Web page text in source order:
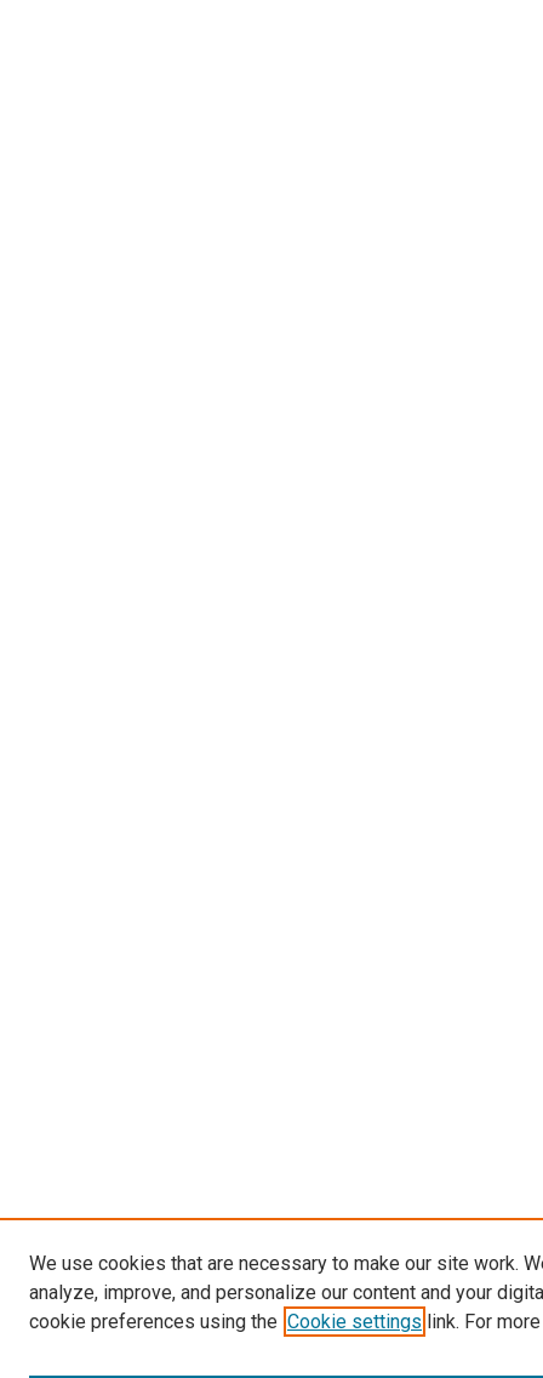
We use cookies that are necessary to make our site work.
analyze, improve, and personalize our content and your
cookie preferences using the Cookie settings link. For